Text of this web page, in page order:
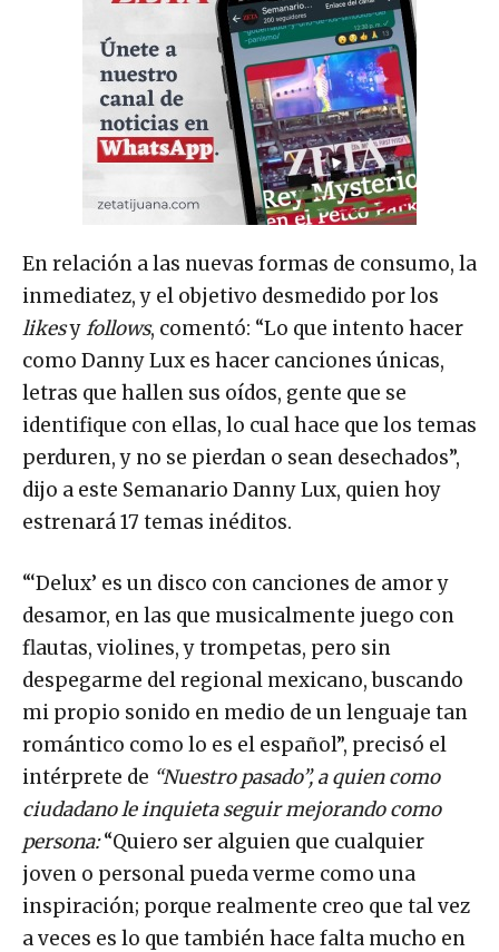
En relación a las nuevas formas de consumo, la
inmediatez, y el objetivo desmedido por los
likesyfollows, comentó: “Lo que intento hacer
como Danny Lux es hacer canciones únicas,
letras que hallen sus oídos, gente que se
identifique con ellas, lo cual hace que los temas
perduren, y no se pierdan o sean desechados”,
dijo a este Semanario Danny Lux, quien hoy
estrenará 17 temas inéditos.
“‘Delux’ es un disco con canciones de amor y
desamor, en las que musicalmente juego con
flautas, violines, y trompetas, pero sin
despegarme del regional mexicano, buscando
mi propio sonido en medio de un lenguaje tan
romántico como lo es el español”, precisó el
intérprete de “Nuestro pasado”, a quien como
ciudadano le inquieta seguir mejorando como
persona:“Quiero ser alguien que cualquier
joven o personal pueda verme como una
inspiración; porque realmente creo que tal vez
a veces es lo que también hace falta mucho en